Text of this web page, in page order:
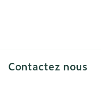
Contactez nous